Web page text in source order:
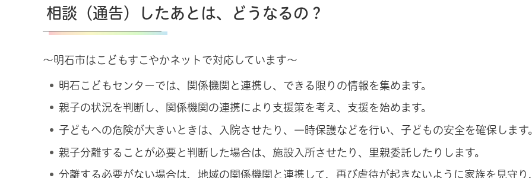
相談（通告）したあとは、どうなるの？
〜明石市はこどもすこやかネットで対応しています〜
明石こどもセンターでは、関係機関と連携し、できる限りの情報を集めます。
親子の状況を判断し、関係機関の連携により支援策を考え、支援を始めます。
子どもへの危険が大きいときは、入院させたり、一時保護などを行い、子どもの安全を確保します
親子分離することが必要と判断した場合は、施設入所させたり、里親委託したりします。
分離する必要がない場合は、地域の関係機関と連携して、再び虐待が起きないように家族を見守り